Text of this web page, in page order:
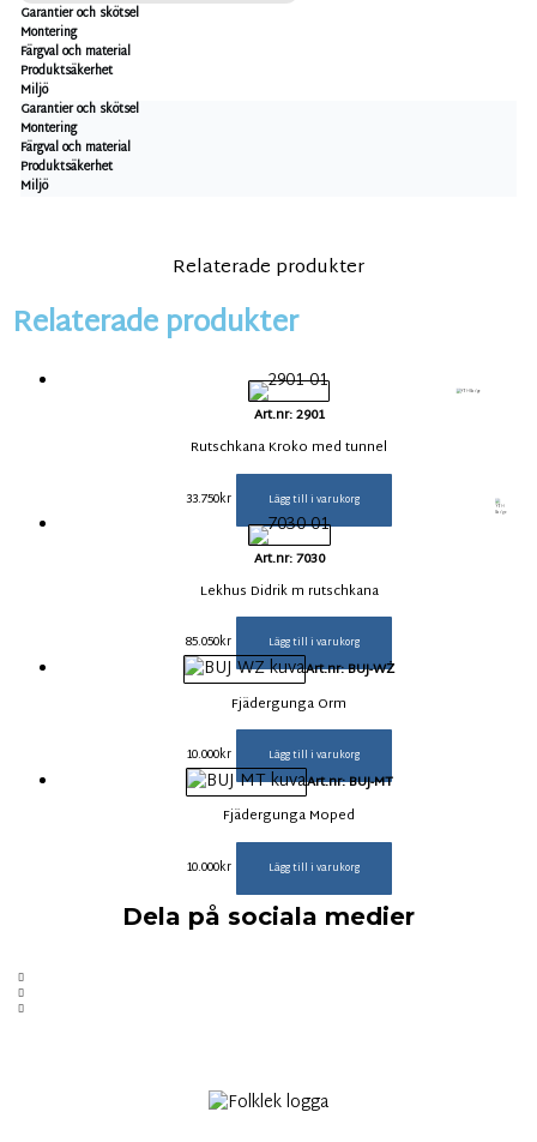
Garantier och skötsel
Montering
Färgval och material
Produktsäkerhet
Miljö
Garantier och skötsel
Montering
Färgval och material
Produktsäkerhet
Miljö
Relaterade produkter
Relaterade produkter
Art.nr: 2901
Rutschkana Kroko med tunnel
33.750kr Lägg till i varukorg
Art.nr: 7030
Lekhus Didrik m rutschkana
85.050kr Lägg till i varukorg
Art.nr: BUJ-WŻ
Fjädergunga Orm
10.000kr Lägg till i varukorg
Art.nr: BUJ-MT
Fjädergunga Moped
10.000kr Lägg till i varukorg
Dela på sociala medier